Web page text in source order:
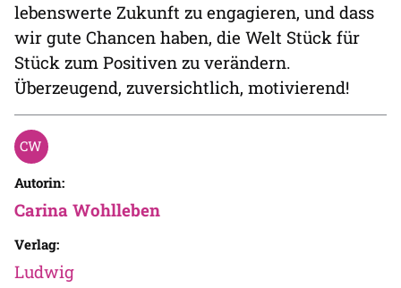
lebenswerte Zukunft zu engagieren, und dass
wir gute Chancen haben, die Welt Stück für
Stück zum Positiven zu verändern.
Überzeugend, zuversichtlich, motivierend!
Autorin:
Carina Wohlleben
Verlag:
Ludwig